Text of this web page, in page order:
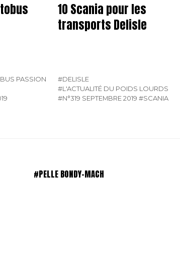
PASSION
10 Scania pour les
transports Delisle
#DELISLE
#L'ACTUALITÉ DU POIDS LOURDS
#N°319 SEPTEMBRE 2019 #SCANIA
#PELLE BONDY-MACH